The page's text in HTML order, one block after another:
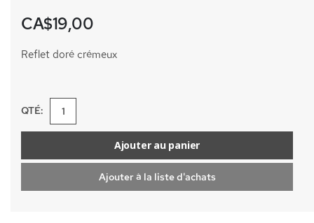
d’images
CA$19,00
Reflet doré crémeux
QTÉ:
Ajouter au panier
Ajouter à la liste d'achats